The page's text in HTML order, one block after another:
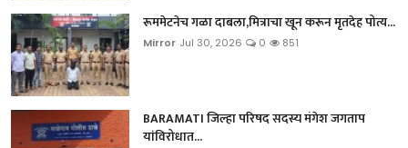
रूममेटनेच गळा दाबला,मित्राचा खून करून मृतदेह पोत्य...
Mirror Jul 30, 2026 0 851
BARAMATI जिल्हा परिषद सदस्य मंगेश जगताप
यांविरोधात...